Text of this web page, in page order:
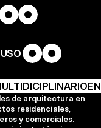
Arquitectura
Paisajismo
Diseño Interior
de arquitectura en
residenciales,
y comerciales.